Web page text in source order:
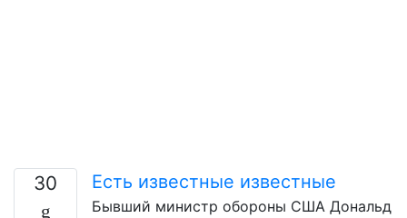
30 Есть известные известные
Бывший министр обороны США Дональд